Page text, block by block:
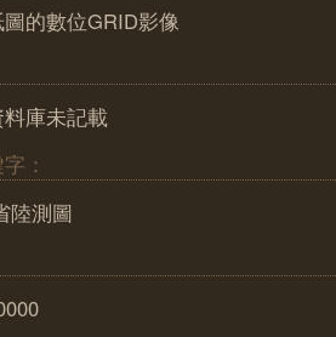
的數位GRID影像
庫未記載
：
陸測圖